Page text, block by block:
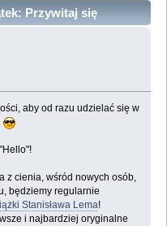
Przywitaj się
aby od razu udzielać się w
z cienia, wśród nowych osób,
będziemy regularnie
Stanisława Lema!
i najbardziej oryginalne